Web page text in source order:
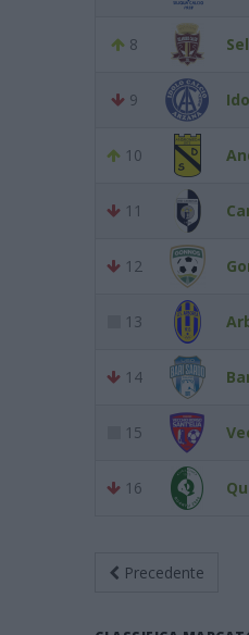
8
9
10
11
12
13
14
15
16
Precedente